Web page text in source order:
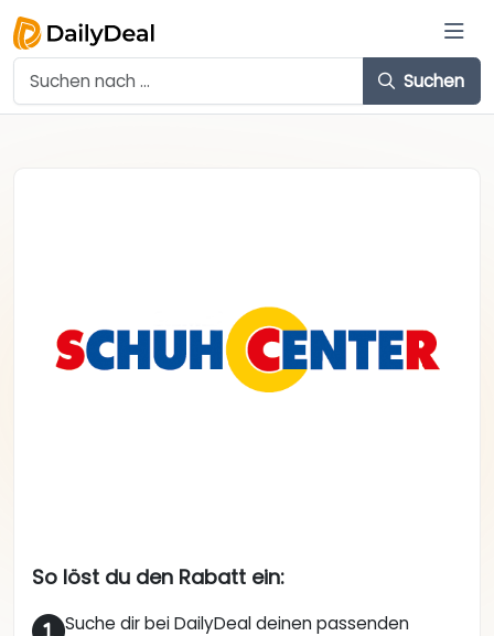
Suchen
So löst du den Rabatt ein:
Suche dir bei DailyDeal deinen passenden